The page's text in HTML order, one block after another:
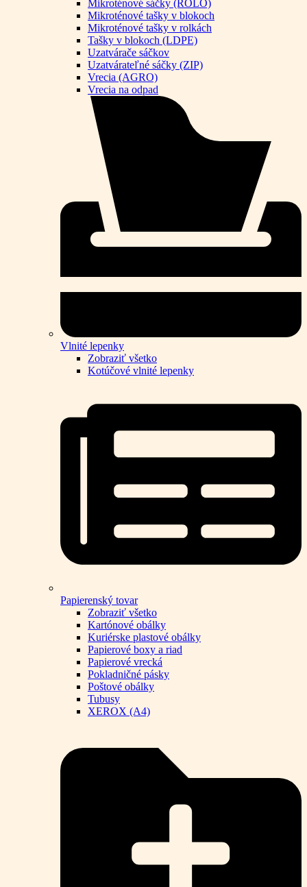
Mikroténové sáčky (ROLO)
Mikroténové tašky v blokoch
Mikroténové tašky v rolkách
Tašky v blokoch (LDPE)
Uzatvárače sáčkov
Uzatvárateľné sáčky (ZIP)
Vrecia (AGRO)
Vrecia na odpad
Vlnité lepenky
Zobraziť všetko
Kotúčové vlnité lepenky
Papierenský tovar
Zobraziť všetko
Kartónové obálky
Kuriérske plastové obálky
Papierové boxy a riad
Papierové vrecká
Pokladničné pásky
Poštové obálky
Tubusy
XEROX (A4)